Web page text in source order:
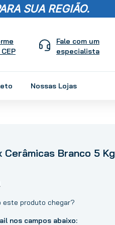
SUA REGIÃO.
Fale com um
especialista
Nossas Lojas
Branco 5 Kg